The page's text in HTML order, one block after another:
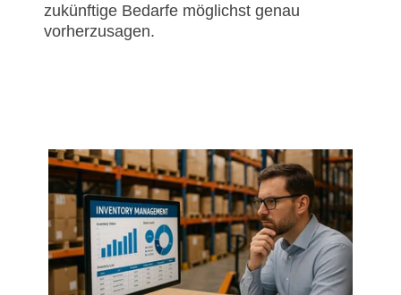
zukünftige Bedarfe möglichst genau
vorherzusagen.